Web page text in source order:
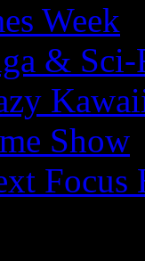
Week
&
Show